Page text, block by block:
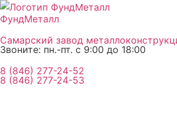
ФундМеталл
Самарский завод
Звоните: пн.-пт. с 9:00 до 18:00
8 (846) 277-24-52
8 (846) 277-24-53